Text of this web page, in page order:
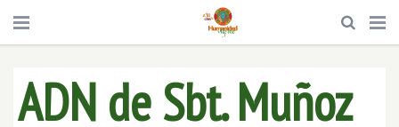
ADN de Sbt. Muñoz